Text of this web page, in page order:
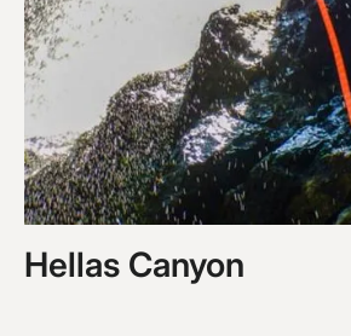
Hellas Canyon